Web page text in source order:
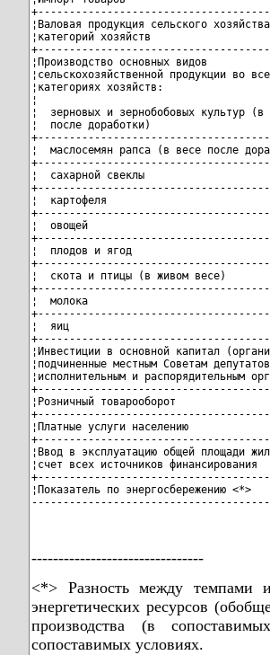
¦Валовая продукция сельского
¦категорий хозяйств
¦Производство основных
¦сельскохозяйственной
¦категориях хозяйств:
¦
¦  зерновых и зернобобовых
¦  после доработки)
¦  маслосемян рапса (в весе после
¦  сахарной свеклы
¦  картофеля
¦  овощей
¦  плодов и ягод
¦  скота и птицы (в живом весе)
¦  молока
¦  яиц
¦Инвестиции в основной капитал
¦подчиненные местным Советам
¦исполнительным и
¦Розничный товарооборот
¦Платные услуги населению
¦Ввод в эксплуатацию общей
¦счет всех источников
¦Показатель по
--------------------------------
<*> Разность между темпами
энергетических ресурсов
производства (в
сопоставимых условиях.